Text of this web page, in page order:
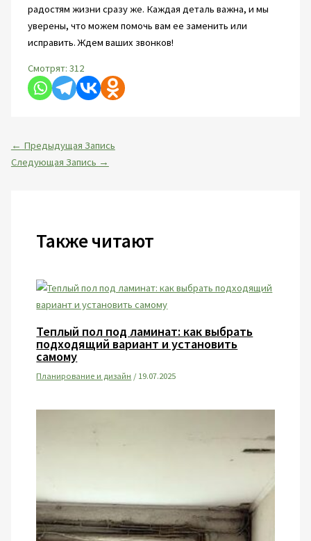
радостям жизни сразу же. Каждая деталь важна, и мы
уверены, что можем помочь вам ее заменить или
исправить. Ждем ваших звонков!
Смотрят: 312
← Предыдущая Запись
Следующая Запись →
Также читают
Теплый пол под ламинат: как выбрать
подходящий вариант и установить
самому
Планирование и дизайн /19.07.2025